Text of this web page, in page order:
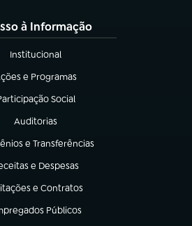
à Informação
Institucional
(abre em nova aba)
e Programas
em nova aba)
Social
em nova aba)
Auditorias
(abre em nova aba)
e Transferências
nova aba)
e Despesas
em nova aba)
e Contratos
em nova aba)
Públicos
em nova aba)